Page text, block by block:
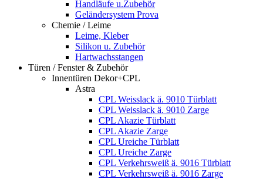
Handläufe u.Zubehör
Geländersystem Prova
Chemie / Leime
Leime, Kleber
Silikon u. Zubehör
Hartwachsstangen
Türen / Fenster & Zubehör
Innentüren Dekor+CPL
Astra
CPL Weisslack ä. 9010 Türblatt
CPL Weisslack ä. 9010 Zarge
CPL Akazie Türblatt
CPL Akazie Zarge
CPL Ureiche Türblatt
CPL Ureiche Zarge
CPL Verkehrsweiß ä. 9016 Türblatt
CPL Verkehrsweiß ä. 9016 Zarge